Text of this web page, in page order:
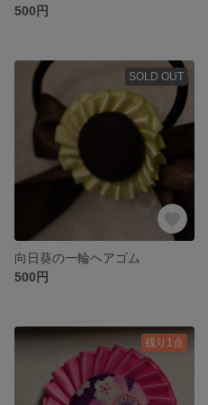
500円
SOLD OUT
向日葵の一輪ヘアゴム
500円
残り1点